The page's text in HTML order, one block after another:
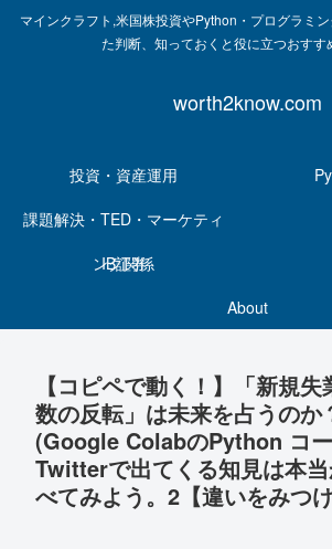
マインクラフト,米国株投資やPython・プログラミ
た判断、知っておくと役に立つおすす
worth2know.com
投資・資産運用
課題解決・TED・マーケティ
ング関係
IB証券
About
【コピペで動く！】「新規
数の反転」は未来を占うの
(Google ColabのPython コ
Twitterで出てくる知見は本
べてみよう。2【違いをみつけ